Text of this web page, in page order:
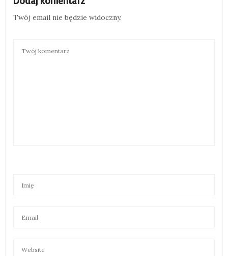
Twój email nie będzie widoczny.